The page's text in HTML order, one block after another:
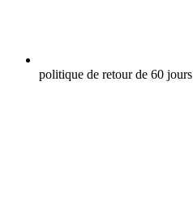
politique de retour de 60 jours